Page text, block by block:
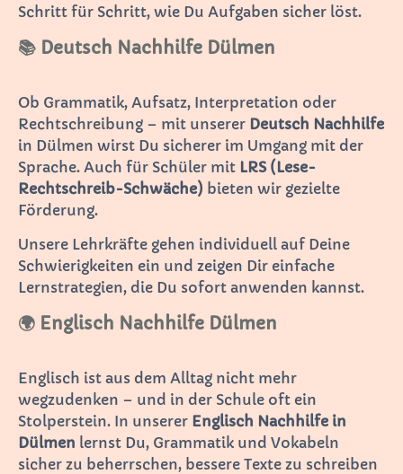
Schritt für Schritt, wie Du Aufgaben sicher löst.
📚 Deutsch Nachhilfe Dülmen
Ob Grammatik, Aufsatz, Interpretation oder
Rechtschreibung – mit unserer Deutsch Nachhilfe
in Dülmen wirst Du sicherer im Umgang mit der
Sprache. Auch für Schüler mit LRS (Lese-
Rechtschreib-Schwäche) bieten wir gezielte
Förderung.
Unsere Lehrkräfte gehen individuell auf Deine
Schwierigkeiten ein und zeigen Dir einfache
Lernstrategien, die Du sofort anwenden kannst.
🌍 Englisch Nachhilfe Dülmen
Englisch ist aus dem Alltag nicht mehr
wegzudenken – und in der Schule oft ein
Stolperstein. In unserer Englisch Nachhilfe in
Dülmen lernst Du, Grammatik und Vokabeln
sicher zu beherrschen, bessere Texte zu schreiben